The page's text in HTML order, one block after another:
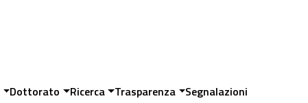
Dottorato Ricerca Trasparenza Segnalazioni